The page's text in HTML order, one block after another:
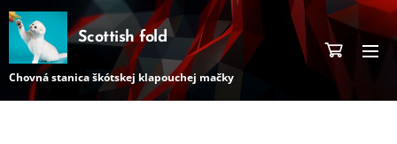
Scottish fold
Chovná stanica škótskej klapouchej mačky